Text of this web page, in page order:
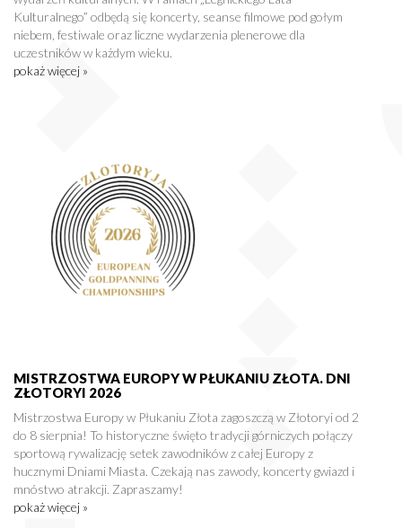
Kulturalnego” odbędą się koncerty, seanse filmowe pod gołym
niebem, festiwale oraz liczne wydarzenia plenerowe dla
uczestników w każdym wieku.
pokaż więcej »
MISTRZOSTWA EUROPY W PŁUKANIU ZŁOTA. DNI
ZŁOTORYI 2026
Mistrzostwa Europy w Płukaniu Złota zagoszczą w Złotoryi od 2
do 8 sierpnia! To historyczne święto tradycji górniczych połączy
sportową rywalizację setek zawodników z całej Europy z
hucznymi Dniami Miasta. Czekają nas zawody, koncerty gwiazd i
mnóstwo atrakcji. Zapraszamy!
pokaż więcej »